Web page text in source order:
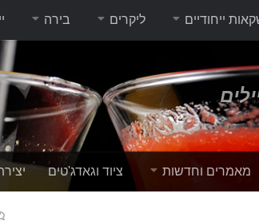
ייחודיים ליקרים בירה
מאמרים וחדשות ציוד וגאדג'טים